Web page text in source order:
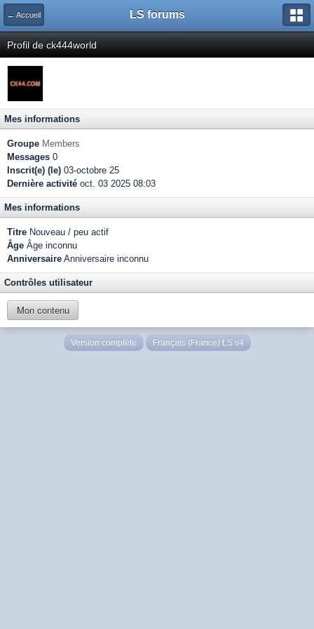
← Accueil LS forums
Profil de ck444world
Mes informations
Groupe Members
Messages 0
Inscrit(e) (le) 03-octobre 25
Dernière activité oct. 03 2025 08:03
Mes informations
Titre Nouveau / peu actif
Âge Âge inconnu
Anniversaire Anniversaire inconnu
Contrôles utilisateur
Mon contenu
Version complète Français (France) LS v4